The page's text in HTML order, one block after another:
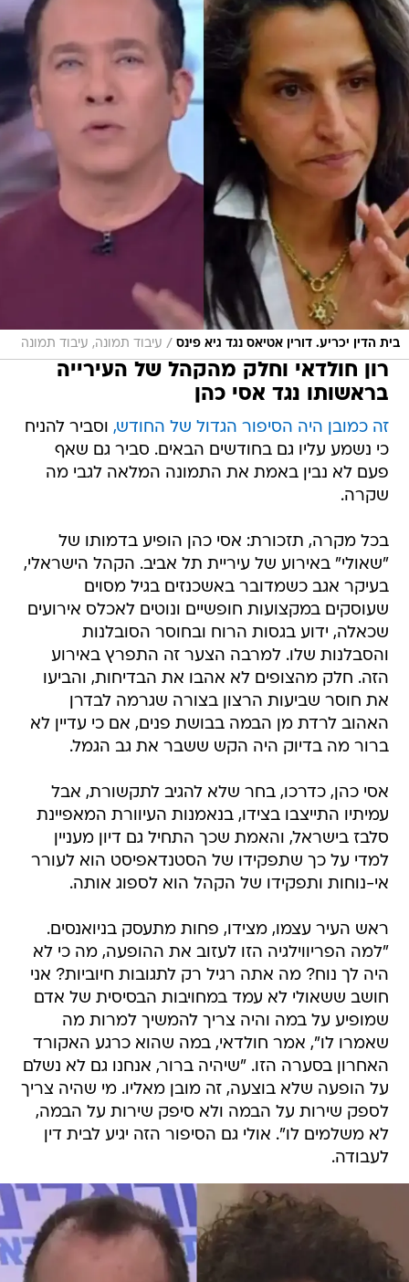
בית הדין יכריע. דורין אטיאס נגד גיא פינס / עיבוד תמונה, עיבוד תמונה
רון חולדאי וחלק מהקהל של העירייה
בראשותו נגד אסי כהן
זה כמובן היה הסיפור הגדול של החודש, וסביר להניח
כי נשמע עליו גם בחודשים הבאים. סביר גם שאף
פעם לא נבין באמת את התמונה המלאה לגבי מה
שקרה.
בכל מקרה, תזכורת: אסי כהן הופיע בדמותו של
"שאולי" באירוע של עיריית תל אביב. הקהל הישראלי,
בעיקר אגב כשמדובר באשכנזים בגיל מסוים
שעוסקים במקצועות חופשיים ונוטים לאכלס אירועים
שכאלה, ידוע בגסות הרוח ובחוסר הסובלנות
והסבלנות שלו. למרבה הצער זה התפרץ באירוע
הזה. חלק מהצופים לא אהבו את הבדיחות, והביעו
את חוסר שביעות הרצון בצורה שגרמה לבדרן
האהוב לרדת מן הבמה בבושת פנים, אם כי עדיין לא
ברור מה בדיוק היה הקש ששבר את גב הגמל.
אסי כהן, כדרכו, בחר שלא להגיב לתקשורת, אבל
עמיתיו התייצבו בצידו, בנאמנות העיוורת המאפיינת
סלבז בישראל, והאמת שכך התחיל גם דיון מעניין
למדי על כך שתפקידו של הסטנדאפיסט הוא לעורר
אי-נוחות ותפקידו של הקהל הוא לספוג אותה.
ראש העיר עצמו, מצידו, פחות מתעסק בניואנסים.
"למה הפריווילגיה הזו לעזוב את ההופעה, מה כי לא
היה לך נוח? מה אתה רגיל רק לתגובות חיוביות? אני
חושב ששאולי לא עמד במחויבות הבסיסית של אדם
שמופיע על במה והיה צריך להמשיך למרות מה
שאמרו לו", אמר חולדאי, במה שהוא כרגע האקורד
האחרון בסערה הזו. "שיהיה ברור, אנחנו גם לא נשלם
על הופעה שלא בוצעה, זה מובן מאליו. מי שהיה צריך
לספק שירות על הבמה ולא סיפק שירות על הבמה,
לא משלמים לו". אולי גם הסיפור הזה יגיע לבית דין
לעבודה.